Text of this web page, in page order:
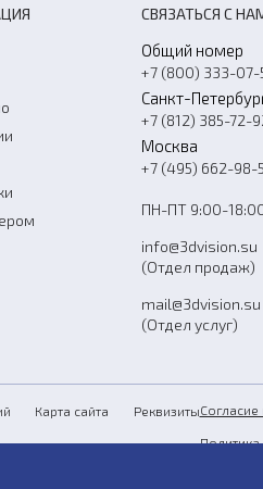
СВЯЗАТЬСЯ С
Общий номер
+7 (800) 333-07-
Санкт-
+7 (812) 385-72-
Москва
+7 (495) 662-98-
ПН-ПТ 9:00-
info@3dvision.su
(Отдел продаж)
mail@3dvision.su
(Отдел услуг)
Карта сайта Реквизиты
Политика